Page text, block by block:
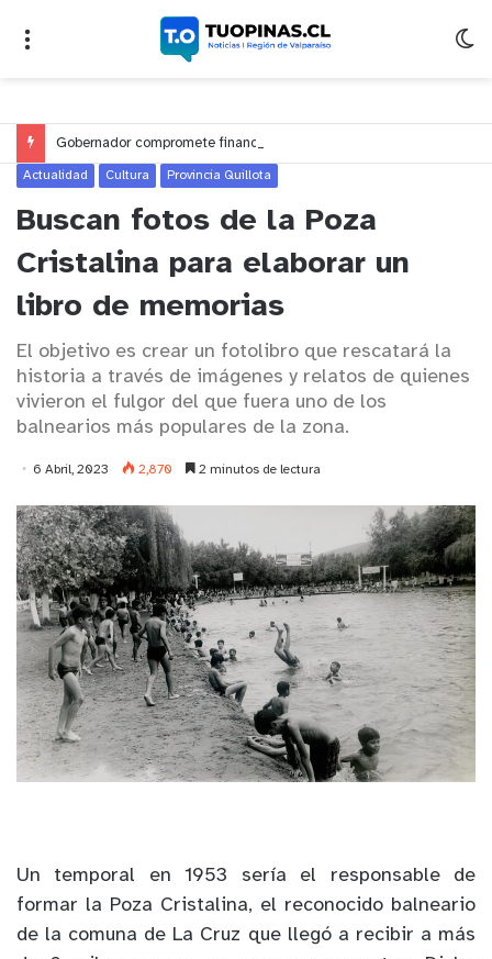
Actualidad Cultura Provincia Quillota
Buscan fotos de la Poza
Cristalina para elaborar un
libro de memorias
El objetivo es crear un fotolibro que rescatará la
historia a través de imágenes y relatos de quienes
vivieron el fulgor del que fuera uno de los
balnearios más populares de la zona.
6 Abril, 2023 2,870 2 minutos de lectura
Un temporal en 1953 sería el responsable de
formar la Poza Cristalina, el reconocido balneario
de la comuna de La Cruz que llegó a recibir a más